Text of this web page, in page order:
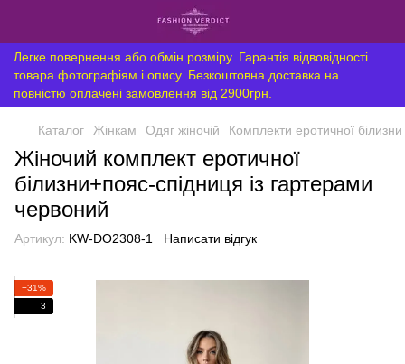
Легке повернення або обмін розміру. Гарантія відвовідності
товара фотографіям і опису. Безкоштовна доставка на
повністю оплачені замовлення від 2900грн.
Каталог Жінкам Одяг жіночій Комплекти еротичної білизни
Жіночий комплект еротичної
білизни+пояс-спідниця із гартерами
червоний
Артикул: KW-DO2308-1 Написати відгук
−31%
3